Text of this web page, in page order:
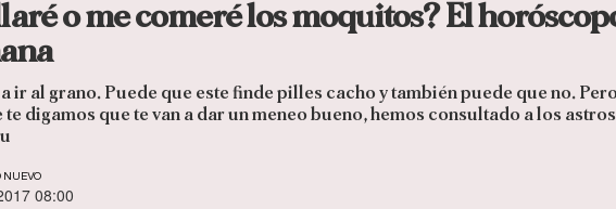
o me comeré los moquitos? El
ir al grano. Puede que este finde pilles cacho y también puede que no.
digamos que te van a dar un meneo bueno, hemos consultado a los
NUEVO
08:00